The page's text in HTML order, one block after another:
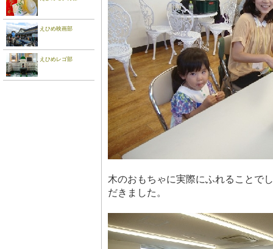
えひめ映画部
えひめレゴ部
木のおもちゃに実際にふれることで
だきました。